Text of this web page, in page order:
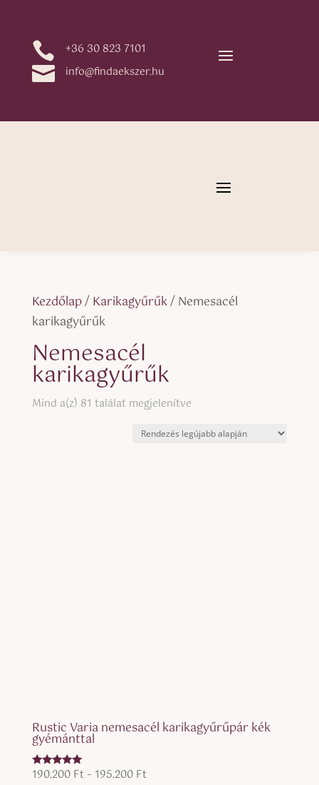
 +36 30 823 7101
 info@findaekszer.hu
Kezdőlap/Karikagyűrűk/ Nemesacél
karikagyűrűk
Nemesacél
karikagyűrűk
Mind a(z) 81 találat megjelenítveSorted
latest
Rustic Varia nemesacél karikagyűrűpár kék
gyémánttal
Értékelés:
190.200 Ft – 195.200 FtÁrtartomány: